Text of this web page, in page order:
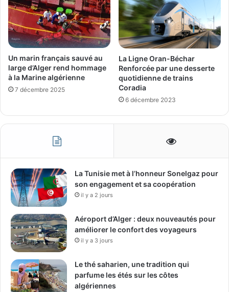
Un marin français sauvé au
large d’Alger rend hommage
à la Marine algérienne
7 décembre 2025
La Ligne Oran-Béchar
Renforcée par une desserte
quotidienne de trains
Coradia
6 décembre 2023
La Tunisie met à l’honneur Sonelgaz pour
son engagement et sa coopération
il y a 2 jours
Aéroport d’Alger : deux nouveautés pour
améliorer le confort des voyageurs
il y a 3 jours
Le thé saharien, une tradition qui
parfume les étés sur les côtes
algériennes